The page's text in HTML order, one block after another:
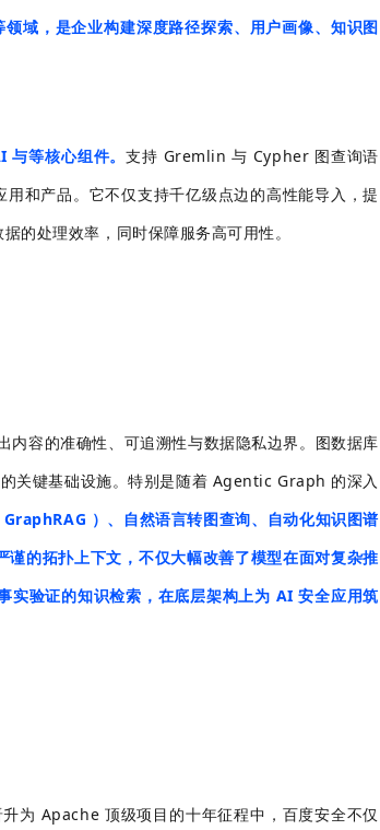
域，是企业构建深度路径探索、用户画像、知识图
与等核心组件。支持 Gremlin 与 Cypher 图查询语
和产品。它不仅支持千亿级点边的高性能导入，提
的处理效率，同时保障服务高可用性。
容的准确性、可追溯性与数据隐私边界。图数据库
关键基础设施。特别是随着 Agentic Graph 的深入
）、自然语言转图查询、自动化知识图谱
的拓扑上下文，不仅大幅改善了模型在面对复杂推
实验证的知识检索，在底层架构上为 AI 安全应用筑
为 Apache 顶级项目的十年征程中，百度安全不仅